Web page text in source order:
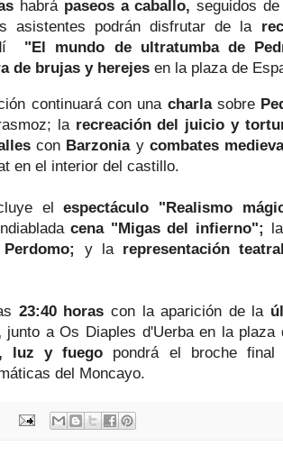
habrá paseos a caballo, seguidos
asistentes podrán disfrutar de la
"El mundo de ultratumba de
de brujas y herejes en la plaza de
continuará con una charlasobre
la recreación del juicio y
con Barzonia y combates
en el interior del castillo.
elespectáculo "Realismo
cena "Migas del infierno";
y la representación
23:40 horas con la aparición de la
junto a Os Diaples d'Uerba en la plaza
luz y fuego pondrá el broche
del Moncayo.